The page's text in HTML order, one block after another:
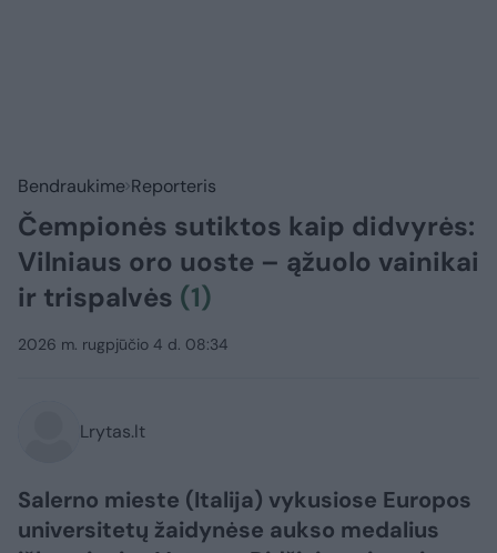
Bendraukime Reporteris
Čempionės sutiktos kaip didvyrės:
Vilniaus oro uoste – ąžuolo vainikai
ir trispalvės (1)
2026 m. rugpjūčio 4 d. 08:34
Lrytas.lt
Salerno mieste (Italija) vykusiose Europos
universitetų žaidynėse aukso medalius